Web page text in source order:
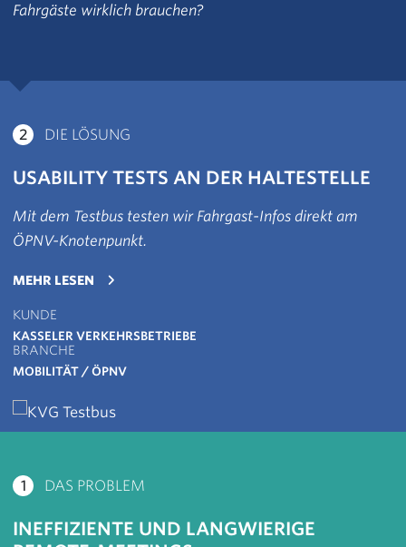
Fahrgäste wirklich brauchen?
2 DIE LÖSUNG
USABILITY TESTS AN DER HALTESTELLE
Mit dem Testbus testen wir Fahrgast-Infos direkt am
ÖPNV-Knotenpunkt.
MEHR LESEN ÜBER KVG TESTBUS
KUNDE
KASSELER VERKEHRSBETRIEBE
BRANCHE
MOBILITÄT / ÖPNV
1 DAS PROBLEM
INEFFIZIENTE UND LANGWIERIGE